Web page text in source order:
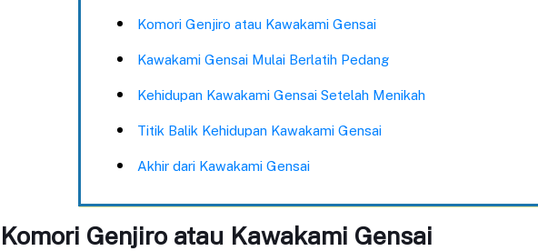
Komori Genjiro atau Kawakami Gensai
Kawakami Gensai Mulai Berlatih Pedang
Kehidupan Kawakami Gensai Setelah Menikah
Titik Balik Kehidupan Kawakami Gensai
Akhir dari Kawakami Gensai
Komori Genjiro atau Kawakami Gensai